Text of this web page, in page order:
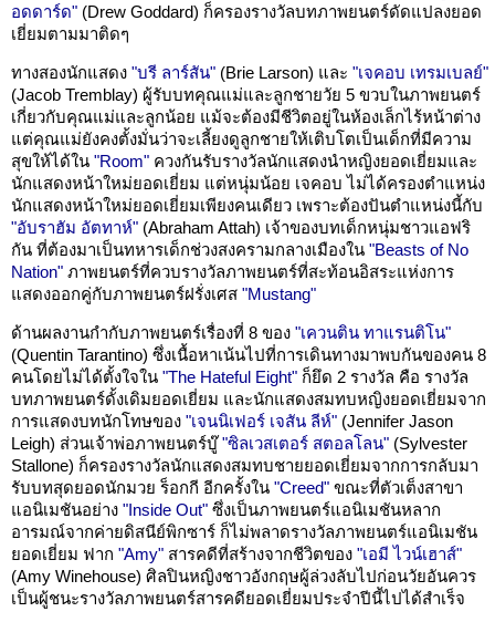
อดดาร์ด" (Drew Goddard) ก็ครองรางวัลบทภาพยนตร์ดัดแปลงยอด
เยี่ยมตามมาติดๆ
ทางสองนักแสดง "บรี ลาร์สัน" (Brie Larson) และ "เจคอบ เทรมเบลย์"
(Jacob Tremblay) ผู้รับบทคุณแม่และลูกชายวัย 5 ขวบในภาพยนตร์
เกี่ยวกับคุณแม่และลูกน้อย แม้จะต้องมีชีวิตอยู่ในห้องเล็กไร้หน้าต่าง
แต่คุณแม่ยังคงตั้งมั่นว่าจะเลี้ยงดูลูกชายให้เติบโตเป็นเด็กที่มีความ
สุขให้ได้ใน "Room" ควงกันรับรางวัลนักแสดงนำหญิงยอดเยี่ยมและ
นักแสดงหน้าใหม่ยอดเยี่ยม แต่หนุ่มน้อย เจคอบ ไม่ได้ครองตำแหน่ง
นักแสดงหน้าใหม่ยอดเยี่ยมเพียงคนเดียว เพราะต้องปันตำแหน่งนี้กับ
"อับราฮัม อัตทาห์" (Abraham Attah) เจ้าของบทเด็กหนุ่มชาวแอฟริ
กัน ที่ต้องมาเป็นทหารเด็กช่วงสงครามกลางเมืองใน "Beasts of No
Nation" ภาพยนตร์ที่ควบรางวัลภาพยนตร์ที่สะท้อนอิสระแห่งการ
แสดงออกคู่กับภาพยนตร์ฝรั่งเศส "Mustang"
ด้านผลงานกำกับภาพยนตร์เรื่องที่ 8 ของ "เควนติน ทาแรนติโน"
(Quentin Tarantino) ซึ่งเนื้อหาเน้นไปที่การเดินทางมาพบกันของคน 8
คนโดยไม่ได้ตั้งใจใน "The Hateful Eight" ก็ยึด 2 รางวัล คือ รางวัล
บทภาพยนตร์ดั้งเดิมยอดเยี่ยม และนักแสดงสมทบหญิงยอดเยี่ยมจาก
การแสดงบทนักโทษของ "เจนนิเฟอร์ เจสัน ลีห์" (Jennifer Jason
Leigh) ส่วนเจ้าพ่อภาพยนตร์บู๊"ซิลเวสเตอร์ สตอลโลน" (Sylvester
Stallone) ก็ครองรางวัลนักแสดงสมทบชายยอดเยี่ยมจากการกลับมา
รับบทสุดยอดนักมวย ร็อกกี อีกครั้งใน "Creed" ขณะที่ตัวเต็งสาขา
แอนิเมชันอย่าง "Inside Out" ซึ่งเป็นภาพยนตร์แอนิเมชันหลาก
อารมณ์จากค่ายดิสนีย์พิกซาร์ ก็ไม่พลาดรางวัลภาพยนตร์แอนิเมชัน
ยอดเยี่ยม ฟาก "Amy" สารคดีที่สร้างจากชีวิตของ "เอมี ไวน์เฮาส์"
(Amy Winehouse) ศิลปินหญิงชาวอังกฤษผู้ล่วงลับไปก่อนวัยอันควร
เป็นผู้ชนะรางวัลภาพยนตร์สารคดียอดเยี่ยมประจำปีนี้ไปได้สำเร็จ